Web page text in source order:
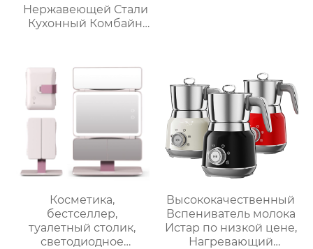
Нержавеющей Стали
Кухонный Комбайн
Робот De Cocina
Косметика,
бестселлер,
туалетный столик,
светодиодное
Высококачественный
Вспениватель молока
Истар по низкой цене,
Нагревающий